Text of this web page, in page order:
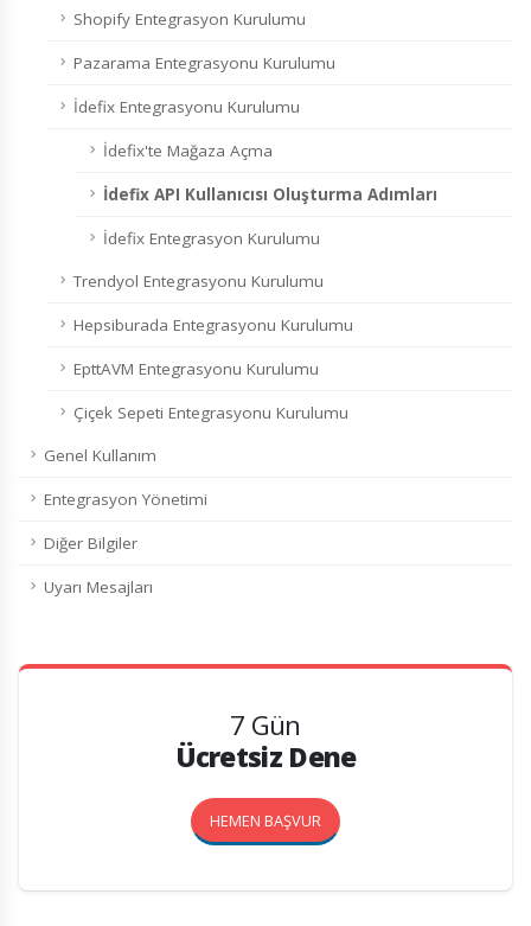
Shopify Entegrasyon Kurulumu
Pazarama Entegrasyonu Kurulumu
İdefix Entegrasyonu Kurulumu
İdefix'te Mağaza Açma
İdefix API Kullanıcısı Oluşturma Adımları
İdefix Entegrasyon Kurulumu
Trendyol Entegrasyonu Kurulumu
Hepsiburada Entegrasyonu Kurulumu
EpttAVM Entegrasyonu Kurulumu
Çiçek Sepeti Entegrasyonu Kurulumu
Genel Kullanım
Entegrasyon Yönetimi
Diğer Bilgiler
Uyarı Mesajları
7 Gün
Ücretsiz Dene
HEMEN BAŞVUR